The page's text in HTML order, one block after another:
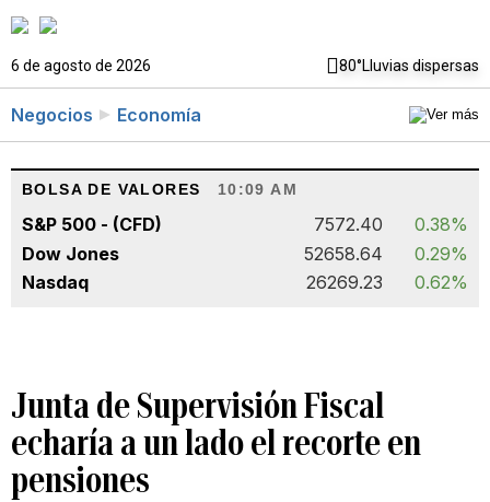
6 de agosto de 2026 80°Lluvias dispersas
Negocios Economía
BOLSA DE VALORES 10:09 AM
S&P 500 - (CFD) 7572.40
0.38%
Dow Jones
52658.64
0.29%
Nasdaq
26269.23 0.62%
Junta de Supervisión Fiscal
echaría a un lado el recorte en
pensiones